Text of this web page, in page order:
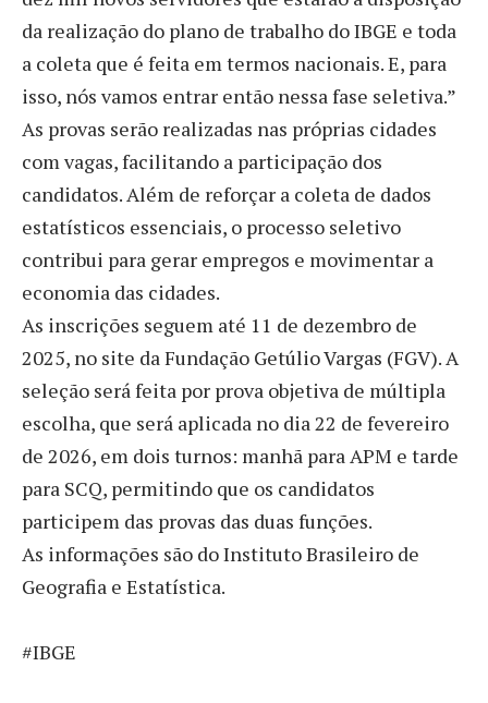
da realização do plano de trabalho do IBGE e toda
a coleta que é feita em termos nacionais. E, para
isso, nós vamos entrar então nessa fase seletiva.”
As provas serão realizadas nas próprias cidades
com vagas, facilitando a participação dos
candidatos. Além de reforçar a coleta de dados
estatísticos essenciais, o processo seletivo
contribui para gerar empregos e movimentar a
economia das cidades.
As inscrições seguem até 11 de dezembro de
2025, no site da Fundação Getúlio Vargas (FGV). A
seleção será feita por prova objetiva de múltipla
escolha, que será aplicada no dia 22 de fevereiro
de 2026, em dois turnos: manhã para APM e tarde
para SCQ, permitindo que os candidatos
participem das provas das duas funções.
As informações são do Instituto Brasileiro de
Geografia e Estatística.
#IBGE